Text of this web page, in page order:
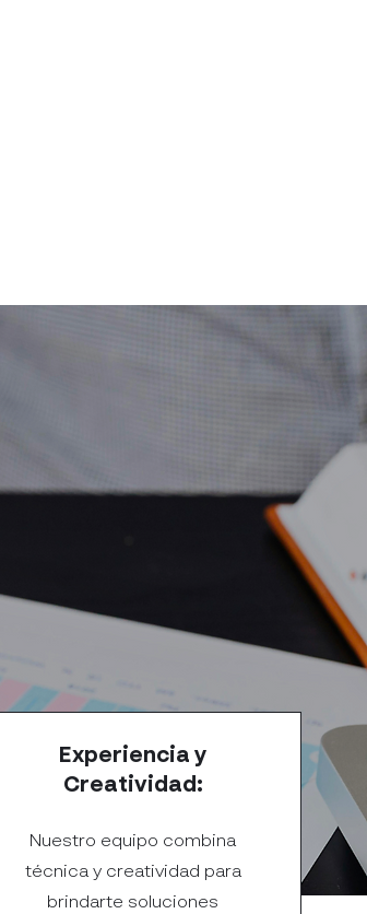
Experiencia y
Creatividad:
Nuestro equipo combina
técnica y creatividad para
brindarte soluciones